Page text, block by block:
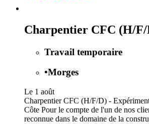
Charpentier CFC (H/F/
Travail temporaire
•Morges
Le 1 août
Charpentier CFC (H/F/D) -
Côte Pour le compte de l'un de nos
reconnue dans le domaine de la